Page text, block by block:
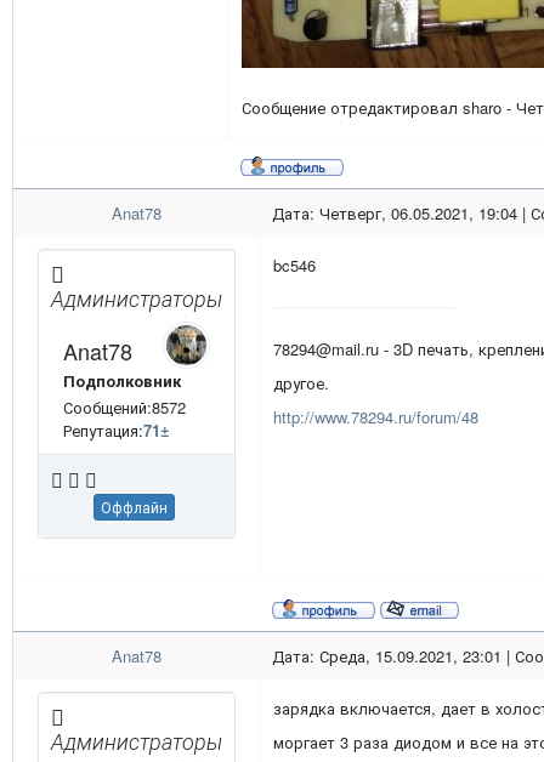
Сообщение отредактировал sharo -
Anat78 Дата: Четверг, 06.05.2021, 19:04 |
Администраторы
Anat78
Подполковник
Сообщений:8572
Репутация:71±
Оффлайн
bc546
78294@mail.ru - 3D печать,
другое.
http://www.78294.ru/forum/48
Anat78 Дата: Среда, 15.09.2021, 23:01 |
Администраторы
зарядка включается, дает в
моргает 3 раза диодом и все на